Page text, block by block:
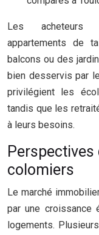
Les acheteurs
appartements de
balcons ou des
bien desservis par
privilégient les
tandis que les
à leurs besoins.
colomiers
Le marché
par une croissance
logements.